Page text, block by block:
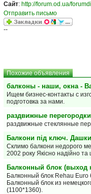
Сайт: http://forum.od.ua/
Отправить письмо
--
Похожие объявления
балконы - наши, окна -
Ищем бизнес-контакты с
подготовка за нами.
раздвижные
раздвижные стеклянные
Балкони під ключ.
Склимо балкони недорого
2002 року Якісно надійно
Балконный блок (выход
Балконный блок Rehau Euro
Балконный блок из
(1100*1360).